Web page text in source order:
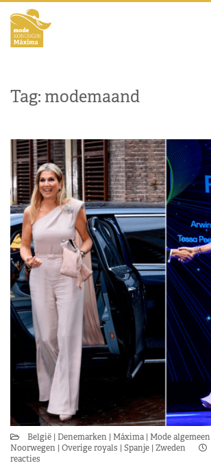
Tag: modemaand
België Denemarken Máxima Mode algemeen
Noorwegen Overige royals Spanje Zweden
reacties